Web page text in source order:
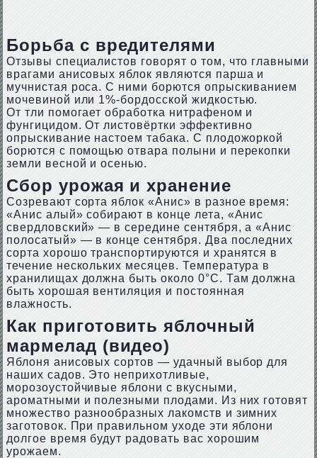
Борьба с вредителями
Отзывы специалистов говорят о том, что главными
врагами анисовых яблок являются парша и
мучнистая роса. С ними борются опрыскиванием
мочевиной или 1%-бордосской жидкостью.
От тли помогает обработка нитрафеном и
фунгицидом. От листовёртки эффективно
опрыскивание настоем табака. С плодожоркой
борются с помощью отвара полыни и перекопки
земли весной и осенью.
Сбор урожая и хранение
Созревают сорта яблок «Анис» в разное время:
«Анис алый» собирают в конце лета, «Анис
свердловский» — в середине сентября, а «Анис
полосатый» — в конце сентября. Два последних
сорта хорошо транспортируются и хранятся в
течение нескольких месяцев. Температура в
хранилищах должна быть около 0°C. Там должна
быть хорошая вентиляция и постоянная
влажность.
Как приготовить яблочный
мармелад (видео)
Яблоня анисовых сортов — удачный выбор для
наших садов. Это неприхотливые,
морозоустойчивые яблони с вкусными,
ароматными и полезными плодами. Из них готовят
множество разнообразных лакомств и зимних
заготовок. При правильном уходе эти яблони
долгое время будут радовать вас хорошим
урожаем.